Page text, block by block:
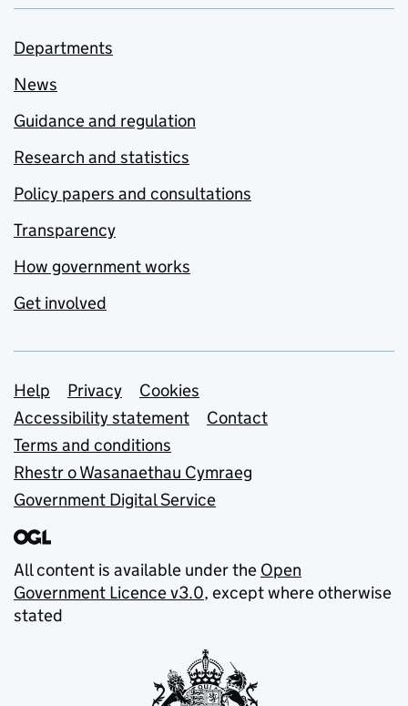
Departments
News
Guidance and regulation
Research and statistics
Policy papers and consultations
Transparency
How government works
Get involved
Support links
Help Privacy
Cookies
Accessibility statement
Contact
Terms and conditions
Rhestr o Wasanaethau Cymraeg
Government Digital Service
All content is available under the Open
Government Licence v3.0, except where otherwise
stated